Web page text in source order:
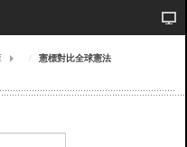
憲標對比全球憲法